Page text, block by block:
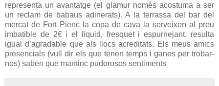
representa un avantatge (el glamur només acostuma a ser
un reclam de babaus adinerats). A la terrassa del bar del
mercat de Fort Pienc la copa de cava la serveixen al preu
imbatible de 2€ i el líquid, fresquet i espurnejant, resulta
igual d’agradable que als llocs acreditats. Els meus amics
presencials (vull dir els que tenen temps i ganes per trobar-
nos) saben que mantinc pudorosos sentiments